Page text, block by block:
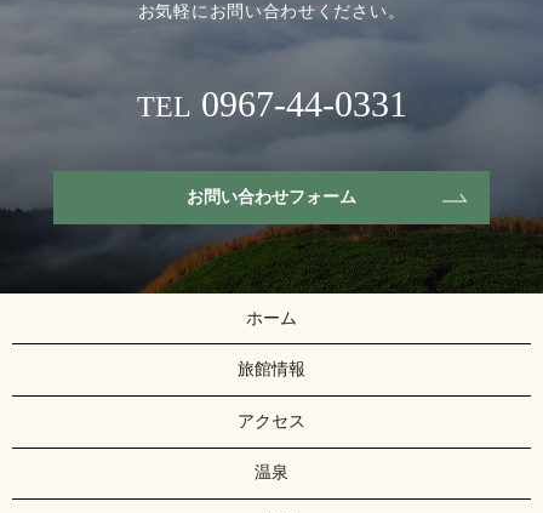
お気軽にお問い合わせください。
TEL 0967-44-0331
お問い合わせフォーム
ホーム
旅館情報
アクセス
温泉